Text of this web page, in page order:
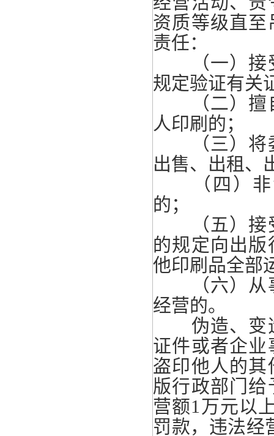
资质等级直
责任：
（一）接受
规定验证有关
（二）擅自
人印刷的；
（三）将委
出售、出租、
（四）非
的；
（五）接受
的规定向出
他印刷品全部
（六）从事
经营的。
伪造、变造
证件或者企
盗印他人的
版行政部门
营额1万元以
罚款，违法经